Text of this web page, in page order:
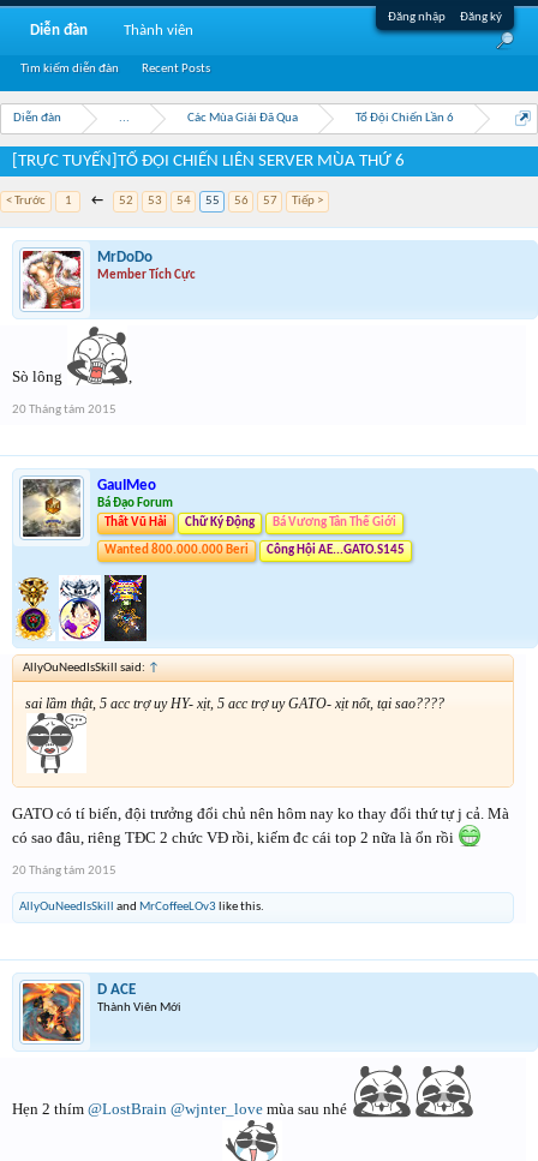
Đăng nhập Đăng ký
Diễn đàn ... Các Mùa Giải Đã Qua Tổ Đội Chiến Lần 6
[TRỰC TUYẾN]TỔ ĐỘI CHIẾN LIÊN SERVER MÙA THỨ 6
< Trước 1 ← 52 53 54 55 56 57 Tiếp >
MrDoDo
Member Tích Cực
Sò lông ,
20 Tháng tám 2015
GauIMeo
Bá Đạo Forum
Thất Vũ Hải
Chữ Ký Động Bá Vương Tân Thế Giới
Wanted 800.000.000 Beri Công Hội AE...GATO.S145
AllyOuNeedIsSkill said: ↑
sai lầm thật, 5 acc trợ uy HY- xịt, 5 acc trợ uy GATO- xịt nốt, tại sao????
GATO có tí biến, đội trưởng đổi chủ nên hôm nay ko thay đổi thứ tự j cả. Mà
có sao đâu, riêng TĐC 2 chức VĐ rồi, kiếm đc cái top 2 nữa là ổn rồi
20 Tháng tám 2015
AllyOuNeedIsSkill and MrCoffeeLOv3 like this.
D ACE
Thành Viên Mới
Hẹn 2 thím @LostBrain @wjnter_love mùa sau nhé
Diễn đàn
Tìm kiếm diễn đàn Recent Posts
Thành viên